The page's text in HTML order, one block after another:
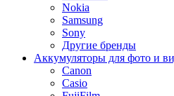
Nokia
Samsung
Sony
Другие бренды
Аккумуляторы для фото и
Canon
Casio